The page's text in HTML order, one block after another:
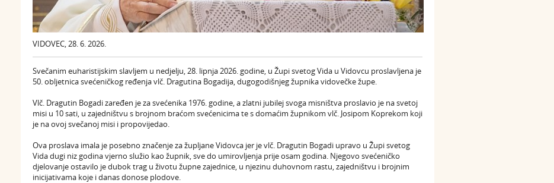
VIDOVEC, 28. 6. 2026.
Svečanim euharistijskim slavljem u nedjelju, 28. lipnja 2026. godine, u Župi svetog Vida u Vidovcu proslavljena je
50. obljetnica svećeničkog ređenja vlč. Dragutina Bogadija, dugogodišnjeg župnika vidovečke župe.
Vlč. Dragutin Bogadi zaređen je za svećenika 1976. godine, a zlatni jubilej svoga misništva proslavio je na svetoj
misi u 10 sati, u zajedništvu s brojnom braćom svećenicima te s domaćim župnikom vlč. Josipom Koprekom koji
je na ovoj svečanoj misi i propovijedao.
Ova proslava imala je posebno značenje za župljane Vidovca jer je vlč. Dragutin Bogadi upravo u Župi svetog
Vida dugi niz godina vjerno služio kao župnik, sve do umirovljenja prije osam godina. Njegovo svećeničko
djelovanje ostavilo je dubok trag u životu župne zajednice, u njezinu duhovnom rastu, zajedništvu i brojnim
inicijativama koje i danas donose plodove.